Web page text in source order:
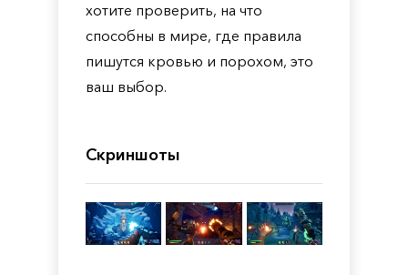
хотите проверить, на что
способны в мире, где правила
пишутся кровью и порохом, это
ваш выбор.
Скриншоты